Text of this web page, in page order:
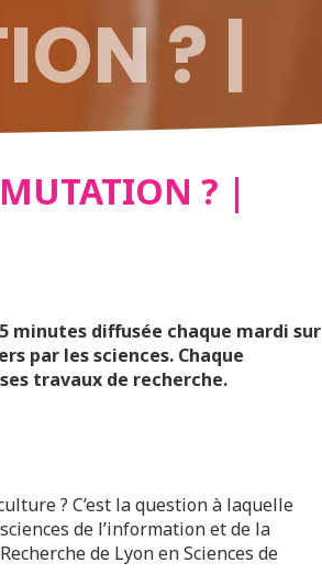
? |
? |
minutes diffusée chaque mardi sur
par les sciences. Chaque
travaux de recherche.
? C’est la question à laquelle
de l’information et de la
de Lyon en Sciences de